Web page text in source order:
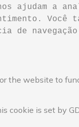
ajudam a
de
the website to
cookie is set by